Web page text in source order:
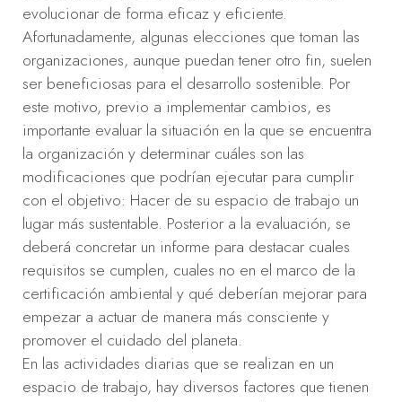
evolucionar de forma eficaz y eficiente.
Afortunadamente, algunas elecciones que toman las
organizaciones, aunque puedan tener otro fin, suelen
ser beneficiosas para el desarrollo sostenible. Por
este motivo, previo a implementar cambios, es
importante evaluar la situación en la que se encuentra
la organización y determinar cuáles son las
modificaciones que podrían ejecutar para cumplir
con el objetivo: Hacer de su espacio de trabajo un
lugar más sustentable. Posterior a la evaluación, se
deberá concretar un informe para destacar cuales
requisitos se cumplen, cuales no en el marco de la
certificación ambiental y qué deberían mejorar para
empezar a actuar de manera más consciente y
promover el cuidado del planeta.
En las actividades diarias que se realizan en un
espacio de trabajo, hay diversos factores que tienen